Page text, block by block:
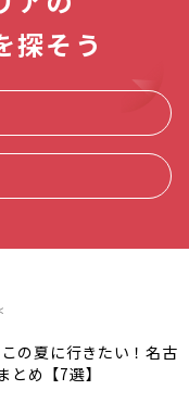
探そう
の夏に行きたい！名古
とめ【7選】